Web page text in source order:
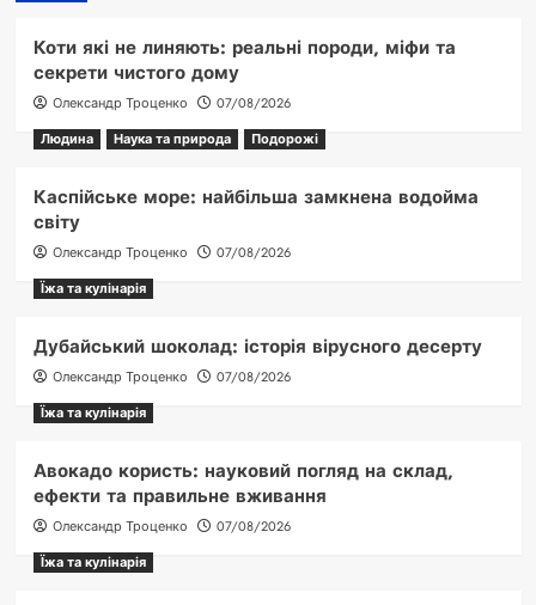
Коти які не линяють: реальні породи, міфи та
секрети чистого дому
Олександр Троценко
07/08/2026
Людина
Наука та природа Подорожі
Каспійське море: найбільша замкнена водойма
світу
Олександр Троценко
07/08/2026
Їжа та кулінарія
Дубайський шоколад: історія вірусного десерту
Олександр Троценко
07/08/2026
Їжа та кулінарія
Авокадо користь: науковий погляд на склад,
ефекти та правильне вживання
Олександр Троценко
07/08/2026
Їжа та кулінарія